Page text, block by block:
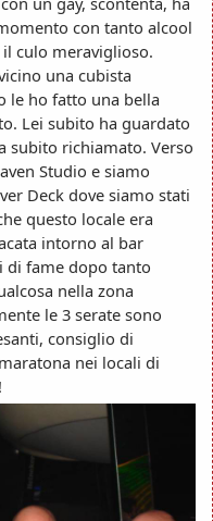
con tanto alcool
culo meraviglioso.
una cubista
le ho fatto una bella
Lei subito ha guardato
subito richiamato. Verso
Studio e siamo
Deck dove siamo stati
questo locale era
intorno al bar
di fame dopo tanto
nella zona
le 3 serate sono
consiglio di
nei locali di